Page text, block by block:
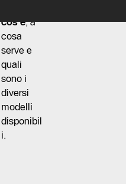
cos’è, a
cosa
serve e
quali
sono i
diversi
modelli
disponibil
i.